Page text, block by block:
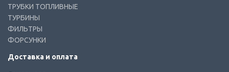
ТРУБКИ ТОПЛИВНЫЕ
ТУРБИНЫ
ФИЛЬТРЫ
ФОРСУНКИ
Доставка и оплата